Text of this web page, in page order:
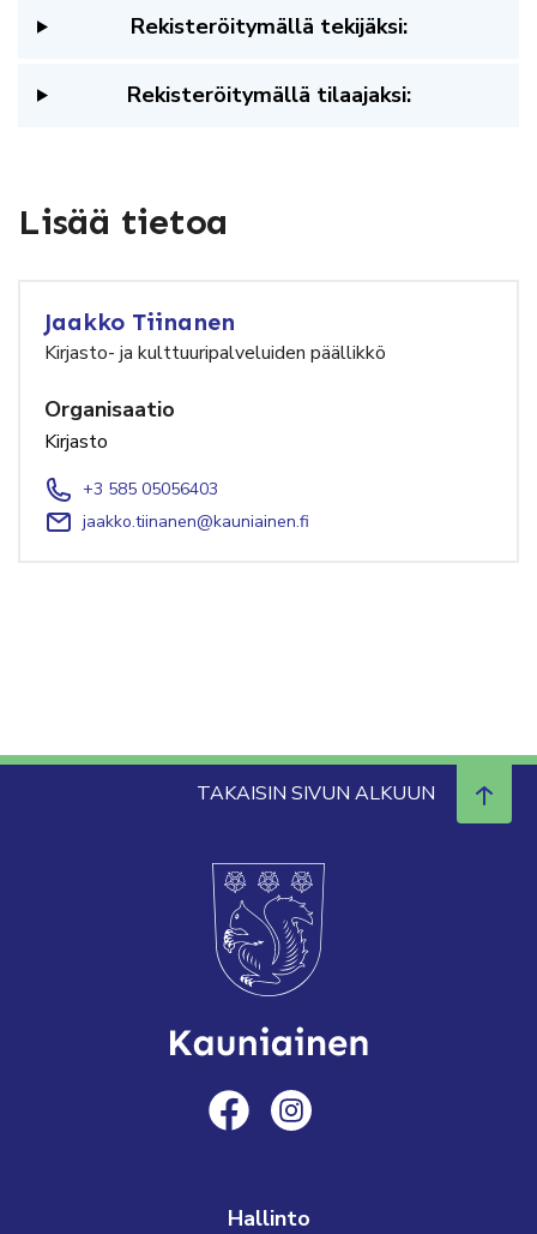
Rekisteröitymällä tekijäksi:
Rekisteröitymällä tilaajaksi:
Lisää tietoa
Jaakko Tiinanen
Kirjasto- ja kulttuuripalveluiden päällikkö
Organisaatio
Kirjasto
+3 585 05056403
jaakko.tiinanen@kauniainen.fi
TAKAISIN SIVUN ALKUUN
Hallinto